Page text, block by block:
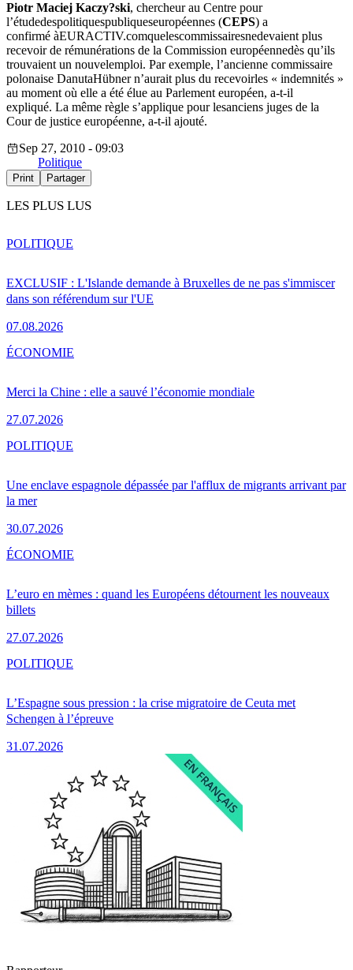
Piotr Maciej Kaczy?ski, chercheurau Centre pour
l’étudedespolitiquespubliqueseuropéennes (CEPS) a
confirmé àEURACTIV.comquelescommissairesnedevaient plus
recevoirde rémunérations de la Commission européennedès qu’ils
trouvaient un nouvelemploi. Parexemple, l’ancienne commissaire
polonaise DanutaHübnern’aurait plus du recevoirles « indemnités »
au momentoù elle a été élue au Parlementeuropéen, a-t-il
expliqué. La même règle s’applique pourlesanciens juges de la
Cour de justice européenne, a-t-il ajouté.
Sep 27, 2010 - 09:03
Politique
Print Partager
LES PLUS LUS
EXCLUSIF : L'Islande demande à Bruxelles de ne pas s'immiscer
dans son référendum sur l'UE
07.08.2026
POLITIQUE
Merci la Chine : elle a sauvé l’économie mondiale
27.07.2026
ÉCONOMIE
Une enclave espagnole dépassée par l'afflux de migrants arrivant par
la mer
30.07.2026
POLITIQUE
L’euro en mèmes : quand les Européens détournent les nouveaux
billets
27.07.2026
ÉCONOMIE
L’Espagne sous pression : la crise migratoire de Ceuta met
Schengen à l’épreuve
31.07.2026
POLITIQUE